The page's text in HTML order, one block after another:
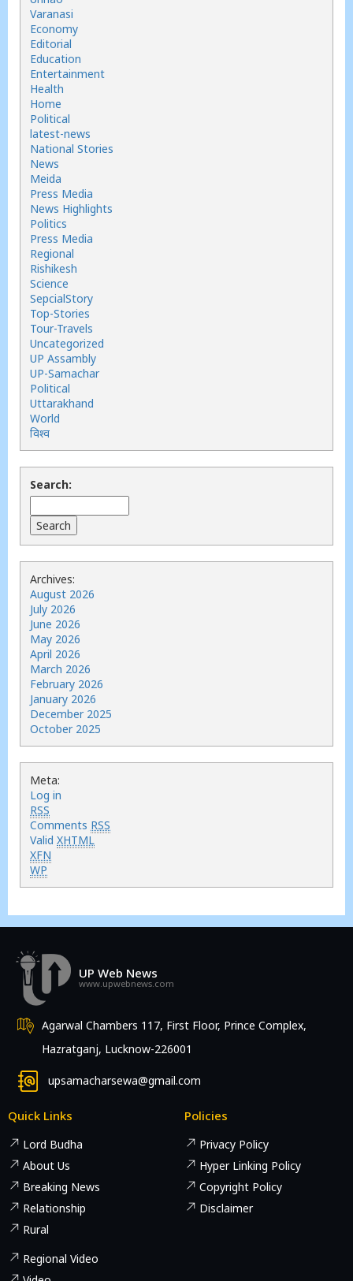
Varanasi
Economy
Editorial
Education
Entertainment
Health
Home
Political
latest-news
National Stories
News
Meida
Press Media
News Highlights
Politics
Press Media
Regional
Rishikesh
Science
SepcialStory
Top-Stories
Tour-Travels
Uncategorized
UP Assambly
UP-Samachar
Political
Uttarakhand
World
विश्व
Search:
Archives:
August 2026
July 2026
June 2026
May 2026
April 2026
March 2026
February 2026
January 2026
December 2025
October 2025
Meta:
Log in
RSS
Comments RSS
Valid XHTML
XFN
WP
UP Web News
www.upwebnews.com
Agarwal Chambers 117, First Floor, Prince Complex,
Hazratganj, Lucknow-226001
upsamacharsewa@gmail.com
Quick Links
Lord Budha
About Us
Breaking News
Relationship
Rural
Regional Video
Policies
Privacy Policy
Hyper Linking Policy
Copyright Policy
Disclaimer